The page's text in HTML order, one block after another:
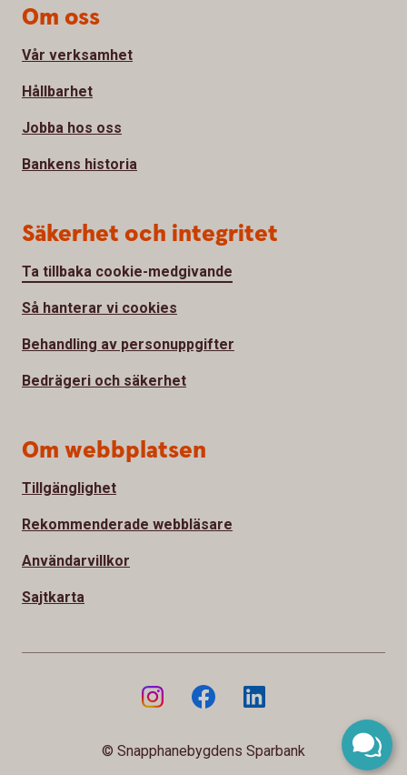
Om oss
Vår verksamhet
Hållbarhet
Jobba hos oss
Bankens historia
Säkerhet och integritet
Ta tillbaka cookie-medgivande
Så hanterar vi cookies
Behandling av personuppgifter
Bedrägeri och säkerhet
Om webbplatsen
Tillgänglighet
Rekommenderade webbläsare
Användarvillkor
Sajtkarta
© Snapphanebygdens Sparbank